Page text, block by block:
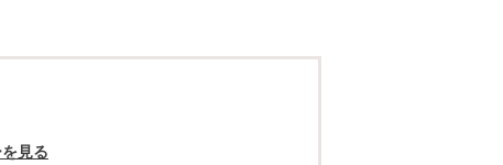
見る